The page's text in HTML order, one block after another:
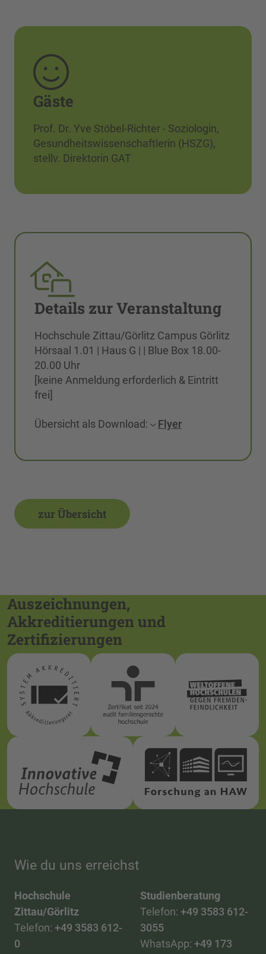
Gäste
Prof. Dr. Yve Stöbel-Richter - Soziologin,
Gesundheitswissenschaftlerin (HSZG),
stellv. Direktorin GAT
Details zur Veranstaltung
Hochschule Zittau/Görlitz Campus Görlitz
Hörsaal 1.01 | Haus G | | Blue Box 18.00-
20.00 Uhr
[keine Anmeldung erforderlich & Eintritt
frei]
Übersicht als Download: Flyer
zur Übersicht
Auszeichnungen,
Akkreditierungen und
Zertifizierungen
Wie du uns erreichst
Hochschule
Zittau/Görlitz
Telefon: +49 3583 612-
0
Studienberatung
Telefon: +49 3583 612-
3055
WhatsApp: +49 173